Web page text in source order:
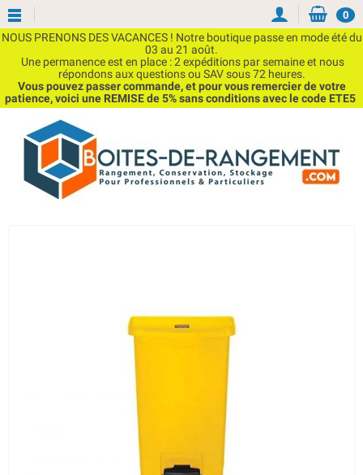
NOUS PRENONS DES VACANCES ! Notre boutique passe en mode été du
03 au 21 août.
Une permanence est en place : 2 expéditions par semaine et nous
répondons aux questions ou SAV sous 72 heures.
Vous pouvez passer commande, et pour vous remercier de votre
patience, voici une REMISE de 5% sans conditions avec le code ETE5
0